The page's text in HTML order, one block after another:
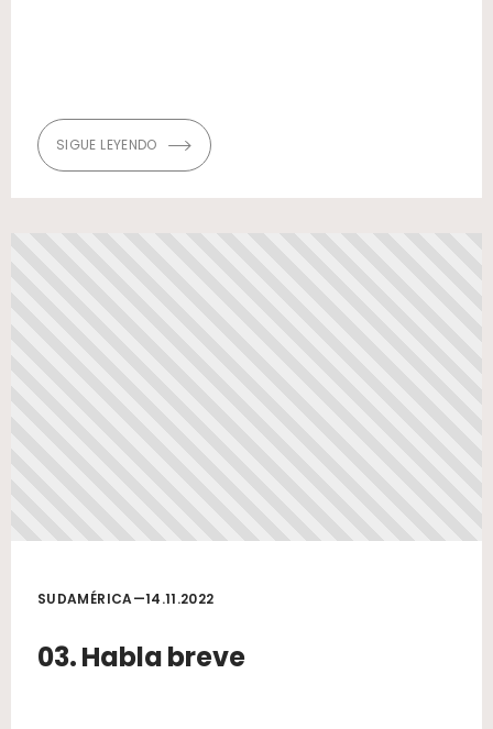
SIGUE LEYENDO
SUDAMÉRICA—14.11.2022
03. Habla breve